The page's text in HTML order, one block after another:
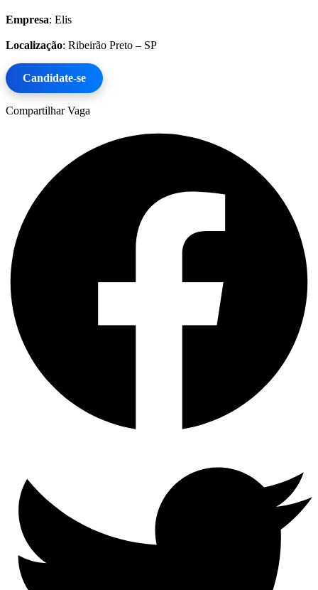
Empresa: Elis
Localização: Ribeirão Preto – SP
Candidate-se
Compartilhar Vaga